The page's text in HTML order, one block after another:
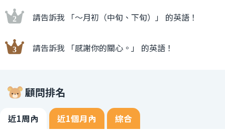
請告訴我 「〜月初（中旬、下旬）」 的英語！
請告訴我 「感謝你的關心。」 的英語！
顧問排名
近1周內 近1個月內 綜合